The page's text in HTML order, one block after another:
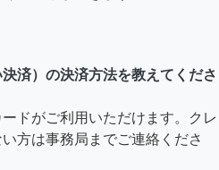
済）の決済方法を教えてくださ
ドがご利用いただけます。クレ
方は事務局までご連絡くださ